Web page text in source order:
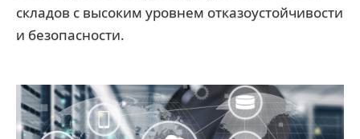
складов с высоким уровнем отказоустойчивости
и безопасности.